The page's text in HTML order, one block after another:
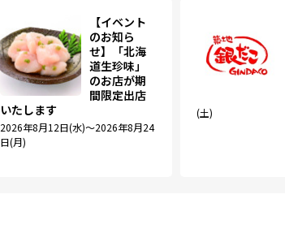
【イベント
のお知ら
せ】「北海
道生珍味」
のお店が期
間限定出店
いたします
2026年8月12日(水)～2026年8月24
日(月)
(土)